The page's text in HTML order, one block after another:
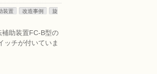
装置 改造事例
旋
助装置FC-B型の
ッチが付いていま